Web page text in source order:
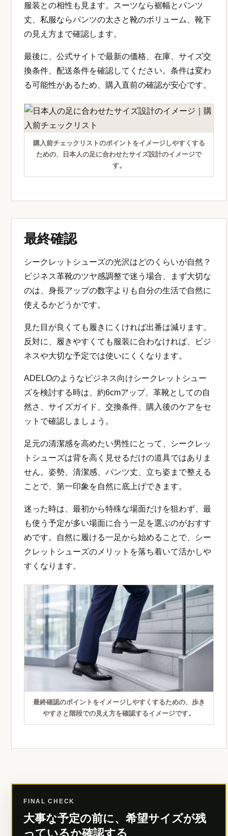
服装との相性も見ます。スーツなら裾幅とパンツ
丈、私服ならパンツの太さと靴のボリューム、靴下
の見え方まで確認します。
最後に、公式サイトで最新の価格、在庫、サイズ交
換条件、配送条件を確認してください。条件は変わ
る可能性があるため、購入直前の確認が安心です。
購入前チェックリストのポイントをイメージしやすくする
ための、日本人の足に合わせたサイズ設計のイメージで
す。
最終確認
シークレットシューズの光沢はどのくらいが自然？
ビジネス革靴のツヤ感調整で迷う場合、まず大切な
のは、身長アップの数字よりも自分の生活で自然に
使えるかどうかです。
見た目が良くても履きにくければ出番は減ります。
反対に、履きやすくても服装に合わなければ、ビジ
ネスや大切な予定では使いにくくなります。
ADELOのようなビジネス向けシークレットシュー
ズを検討する時は、約6cmアップ、革靴としての自
然さ、サイズガイド、交換条件、購入後のケアをセ
ットで確認しましょう。
足元の清潔感を高めたい男性にとって、シークレッ
トシューズは背を高く見せるだけの道具ではありま
せん。姿勢、清潔感、パンツ丈、立ち姿まで整える
ことで、第一印象を自然に底上げできます。
迷った時は、最初から特殊な場面だけを狙わず、最
も使う予定が多い場面に合う一足を選ぶのがおすす
めです。自然に履ける一足から始めることで、シー
クレットシューズのメリットを落ち着いて活かしや
すくなります。
最終確認のポイントをイメージしやすくするための、歩き
やすさと階段での見え方を確認するイメージです。
FINAL CHECK
大事な予定の前に、希望サイズが残
っているか確認する